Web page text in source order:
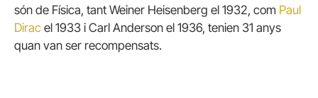
són de Física, tant Weiner Heisenberg el 1932, com Paul
Dirac el 1933 i Carl Anderson el 1936, tenien 31 anys
quan van ser recompensats.